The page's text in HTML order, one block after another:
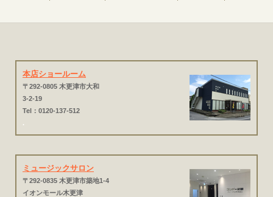
本店ショールーム
〒292-0805 木更津市大和
3-2-19
Tel：0120-137-512
.
ミュージックサロン
〒292-0835 木更津市築地1-4
イオンモール木更津